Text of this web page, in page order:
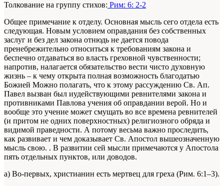
Толкование на группу стихов: Рим: 6: 2-2
Общее примечание к отделу. Основная мысль сего отдела есть
следующая. Новым условием оправдания без собственных
заслуг и без дел закона отнюдь не дается повода
пренебрежительно относиться к требованиям закона и
беспечно отдаваться во власть греховной чувственности;
напротив, налагается обязательство вести чисто духовную
жизнь – к чему открыта полная возможность благодатью
Божией Можно полагать, что к этому рассуждению Св. Ап.
Павел вызван был иудействующими ревнителями закона и
противниками Павлова учения об оправдании верой. Но и
вообще это учение может смущать во все времена ревнителей
(и притом не одних поверхностных) религиозного обряда и
видимой праведности. А потому весьма важно проследить,
как развивает и чем доказывает Св. Апостол вышеозначенную
мысль свою. . В развитии сей мысли примечаются у Апостола
пять отдельных пунктов, или доводов.
а) Во-первых, христианин есть мертвец для греха (Рим. 6:1–3).